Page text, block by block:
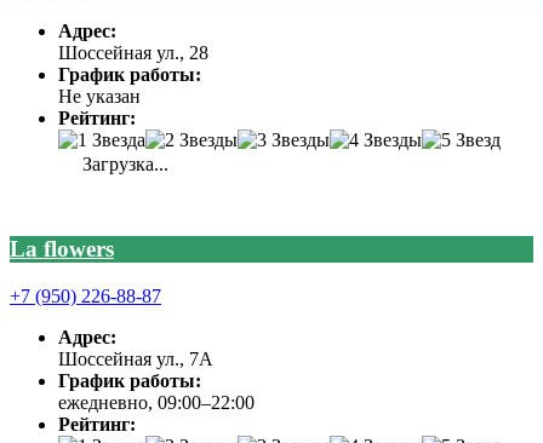
Адрес:
Шоссейная ул., 28
График работы:
Не указан
Рейтинг:
Загрузка...
La flowers
+7 (950) 226-88-87
Адрес:
Шоссейная ул., 7А
График работы:
ежедневно, 09:00–22:00
Рейтинг: